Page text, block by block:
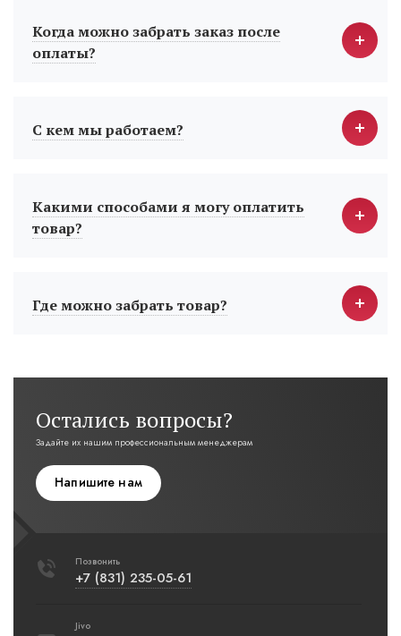
Когда можно забрать заказ после
оплаты?
С кем мы работаем?
Какими способами я могу оплатить
товар?
Где можно забрать товар?
Остались вопросы?
Задайте их нашим профессиональным менеджерам
Напишите нам
Позвонить
+7 (831) 235-05-61
Jivo